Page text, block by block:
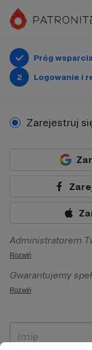
Próg
2
Logowanie i
Zarejestruj
Administratorem
sp. z o.o. z siedziba
092 Warszawa.
szczególności w
Patronite.pl, w tym
otrzymywania
Rozwiń
Gwarantujemy
wynikających z
ich przenoszenia,
Rozwiń